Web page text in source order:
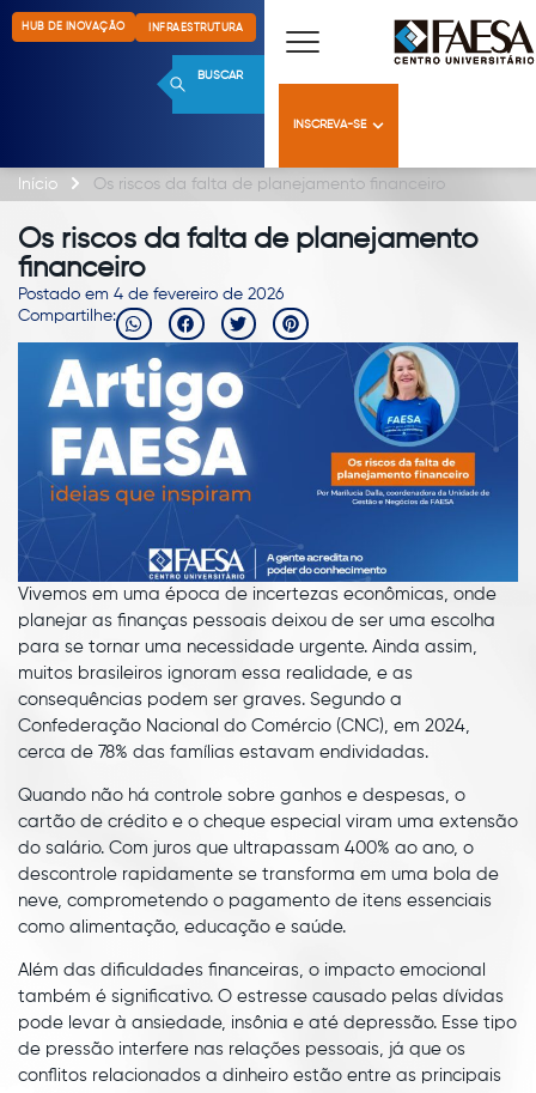
HUB DE INOVAÇÃO INFRAESTRUTURA
BUSCAR
INSCREVA-SE
Início Os riscos da falta de planejamento financeiro
Os riscos da falta de planejamento
financeiro
Postado em 4 de fevereiro de 2026
Compartilhe:
Vivemos em uma época de incertezas econômicas, onde
planejar as finanças pessoais deixou de ser uma escolha
para se tornar uma necessidade urgente. Ainda assim,
muitos brasileiros ignoram essa realidade, e as
consequências podem ser graves. Segundo a
Confederação Nacional do Comércio (CNC), em 2024,
cerca de 78% das famílias estavam endividadas.
Quando não há controle sobre ganhos e despesas, o
cartão de crédito e o cheque especial viram uma extensão
do salário. Com juros que ultrapassam 400% ao ano, o
descontrole rapidamente se transforma em uma bola de
neve, comprometendo o pagamento de itens essenciais
como alimentação, educação e saúde.
Além das dificuldades financeiras, o impacto emocional
também é significativo. O estresse causado pelas dívidas
pode levar à ansiedade, insônia e até depressão. Esse tipo
de pressão interfere nas relações pessoais, já que os
conflitos relacionados a dinheiro estão entre as principais